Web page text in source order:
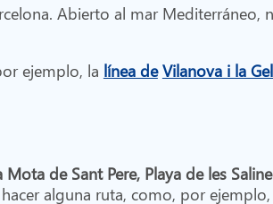
Abierto al mar Mediterráneo,
ejemplo, la línea de Vilanova i la
Mota de Sant Pere, Playa de les
alguna ruta, como, por